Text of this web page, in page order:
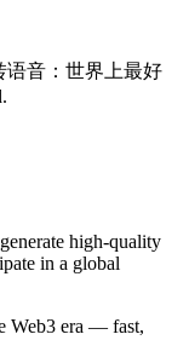
语音：世界上最好
high-quality
in a global
Web3 era — fast,